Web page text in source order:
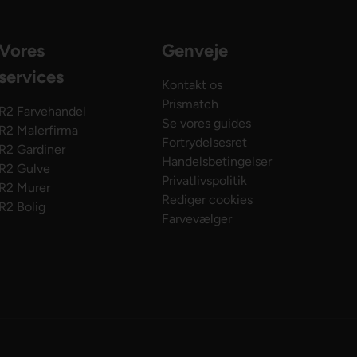
Farvehandel
Malerfirma
Gardiner
Gulve
Murer
Bolig
Genveje
Kontakt os
Prismatch
Se vores guides
Fortrydelsesret
Handelsbetingelser
Privatlivspolitik
Rediger cookies
Farvevælger